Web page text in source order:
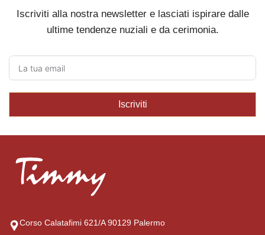
Iscriviti alla nostra newsletter e lasciati ispirare dalle
ultime tendenze nuziali e da cerimonia.
Iscriviti
Corso Calatafimi 621/A 90129 Palermo